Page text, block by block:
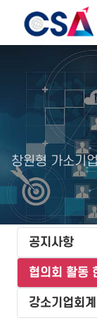
창원형 가소기
공지사항
협의회 활동
강소기업회계